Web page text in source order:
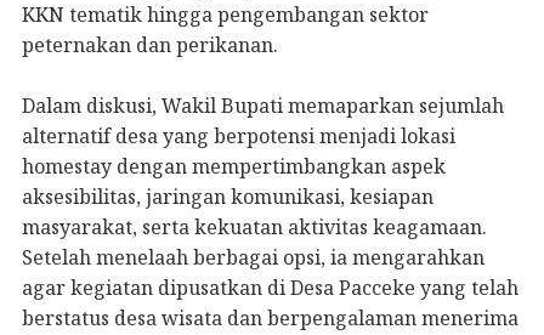
KKN tematik hingga pengembangan sektor
peternakan dan perikanan.
Dalam diskusi, Wakil Bupati memaparkan sejumlah
alternatif desa yang berpotensi menjadi lokasi
homestay dengan mempertimbangkan aspek
aksesibilitas, jaringan komunikasi, kesiapan
masyarakat, serta kekuatan aktivitas keagamaan.
Setelah menelaah berbagai opsi, ia mengarahkan
agar kegiatan dipusatkan di Desa Pacceke yang telah
berstatus desa wisata dan berpengalaman menerima